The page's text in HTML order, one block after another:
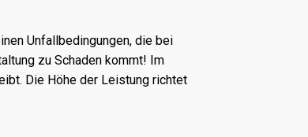
Unfallbedingungen, die bei
zu Schaden kommt! Im
Die Höhe der Leistung richtet